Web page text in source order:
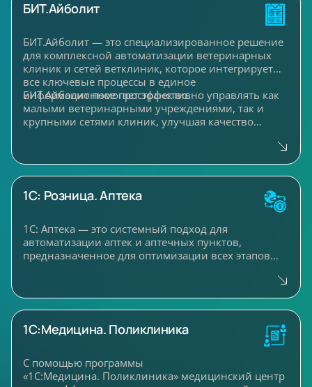
БИТ.Айболит
БИТ.Айболит — это специализированное решение
для комплексной автоматизации ветеринарных
клиник и сетей ветклиник, которое интегрирует
все ключевые процессы в единое
информационное пространство.
БИТ.Айболит помогает эффективно управлять как
малыми ветеринарными учреждениями, так и
крупными сетями клиник, улучшая качество
1С: Розница. Аптека
1С: Аптека — это системный подход для
автоматизации аптек и аптечных пунктов,
предназначенное для оптимизации всех этапов
обеспечение подходит как для небольших аптек,
так и для аптечных сетей, обеспечивая
эффективное управление запасами, учет серий
и сроков годности, а также контроль за
ценообразованию.
1С:Медицина. Поликлиника
С помощью программы
«1С:Медицина. Поликлиника» медицинский центр